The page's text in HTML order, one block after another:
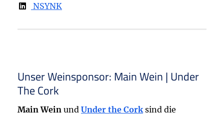
NSYNK
Unser Weinsponsor: Main Wein | Under
The Cork
Main Wein und Under the Cork sind die